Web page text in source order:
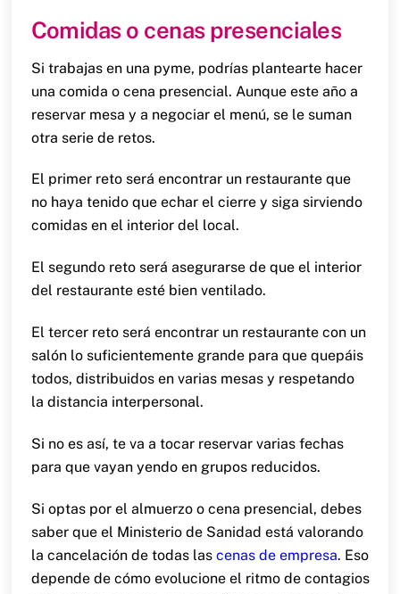
Comidas o cenas presenciales
Si trabajas en una pyme, podrías plantearte hacer
una comida o cena presencial. Aunque este año a
reservar mesa y a negociar el menú, se le suman
otra serie de retos.
El primer reto será encontrar un restaurante que
no haya tenido que echar el cierre y siga sirviendo
comidas en el interior del local.
El segundo reto será asegurarse de que el interior
del restaurante esté bien ventilado.
El tercer reto será encontrar un restaurante con un
salón lo suficientemente grande para que quepáis
todos, distribuidos en varias mesas y respetando
la distancia interpersonal.
Si no es así, te va a tocar reservar varias fechas
para que vayan yendo en grupos reducidos.
Si optas por el almuerzo o cena presencial, debes
saber que el Ministerio de Sanidad está valorando
la cancelación de todas las cenas de empresa. Eso
depende de cómo evolucione el ritmo de contagios